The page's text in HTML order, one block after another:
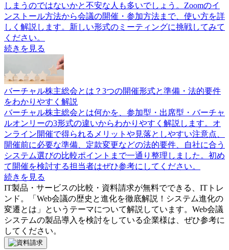
しまうのではないかと不安な人も多いでしょう。Zoomのイ
ンストール方法から会議の開催・参加方法まで、使い方を詳
しく解説します。新しい形式のミーティングに挑戦してみて
ください。
続きを見る
バーチャル株主総会とは？3つの開催形式と準備・法的要件
をわかりやすく解説
バーチャル株主総会とは何かを、参加型・出席型・バーチャ
ルオンリーの3形式の違いからわかりやすく解説します。オ
ンライン開催で得られるメリットや見落としやすい注意点、
開催前に必要な準備、定款変更などの法的要件、自社に合う
システム選びの比較ポイントまで一通り整理しました。初め
て開催を検討する担当者はぜひ参考にしてください。
続きを見る
IT製品・サービスの比較・資料請求が無料でできる、ITトレ
ンド。「 Web会議の歴史と進化を徹底解説！システム進化の
変遷とは 」というテーマについて解説しています。 Web会議
システムの製品導入を検討をしている企業様は、ぜひ参考に
してください。